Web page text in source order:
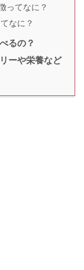
ってなに？
なに？
るの？
ーや栄養など